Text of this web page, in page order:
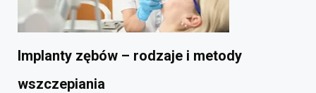
Implanty zębów – rodzaje i metody
wszczepiania